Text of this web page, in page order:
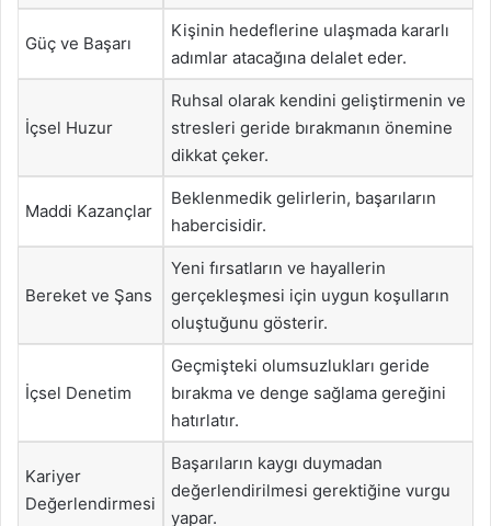
Güç ve Başarı
Kişinin hedeflerine ulaşmada kararlı
adımlar atacağına delalet eder.
İçsel Huzur
Ruhsal olarak kendini geliştirmenin ve
stresleri geride bırakmanın önemine
dikkat çeker.
Maddi Kazançlar
Beklenmedik gelirlerin, başarıların
habercisidir.
Bereket ve Şans
Yeni fırsatların ve hayallerin
gerçekleşmesi için uygun koşulların
oluştuğunu gösterir.
İçsel Denetim
Geçmişteki olumsuzlukları geride
bırakma ve denge sağlama gereğini
hatırlatır.
Kariyer
Değerlendirmesi
Başarıların kaygı duymadan
değerlendirilmesi gerektiğine vurgu
yapar.